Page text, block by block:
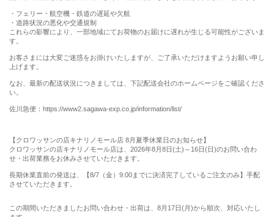
・フェリー・航空機・鉄道の遅延や欠航
・道路状況の悪化や交通規制
これらの影響により、一部地域にてお荷物のお届けに遅れが生じる可能性がございま
す。
お客さまには大変ご迷惑をお掛けいたしますが、ご了承いただけますようお願い申し
上げます。
なお、最新の配送状況につきましては、下記配送会社のホームページをご確認くださ
い。
佐川急便：https://www2.sagawa-exp.co.jp/information/list/
【クロワッサンの店キナリノモール店 8月夏季休業日のお知らせ】
クロワッサンの店キナリノモール店は、2026年8月8日(土)～16日(日)のお問い合わ
せ・出荷業務をお休みさせていただきます。
長期休業直前の発送は、【8/7（金）9:00までに決済完了しているご注文のみ】手配
させていただきます。
この期間いただきましたお問い合わせ・出荷は、8月17日(月)から順次、対応いたし